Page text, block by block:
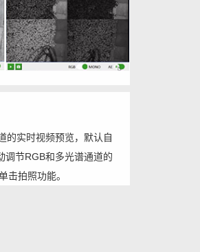
的实时视频预览，默认自
调节RGB和多光谱通道的
击拍照功能。